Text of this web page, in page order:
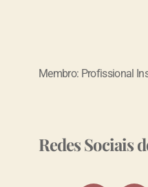
Membro: Profissional
Redes Sociais